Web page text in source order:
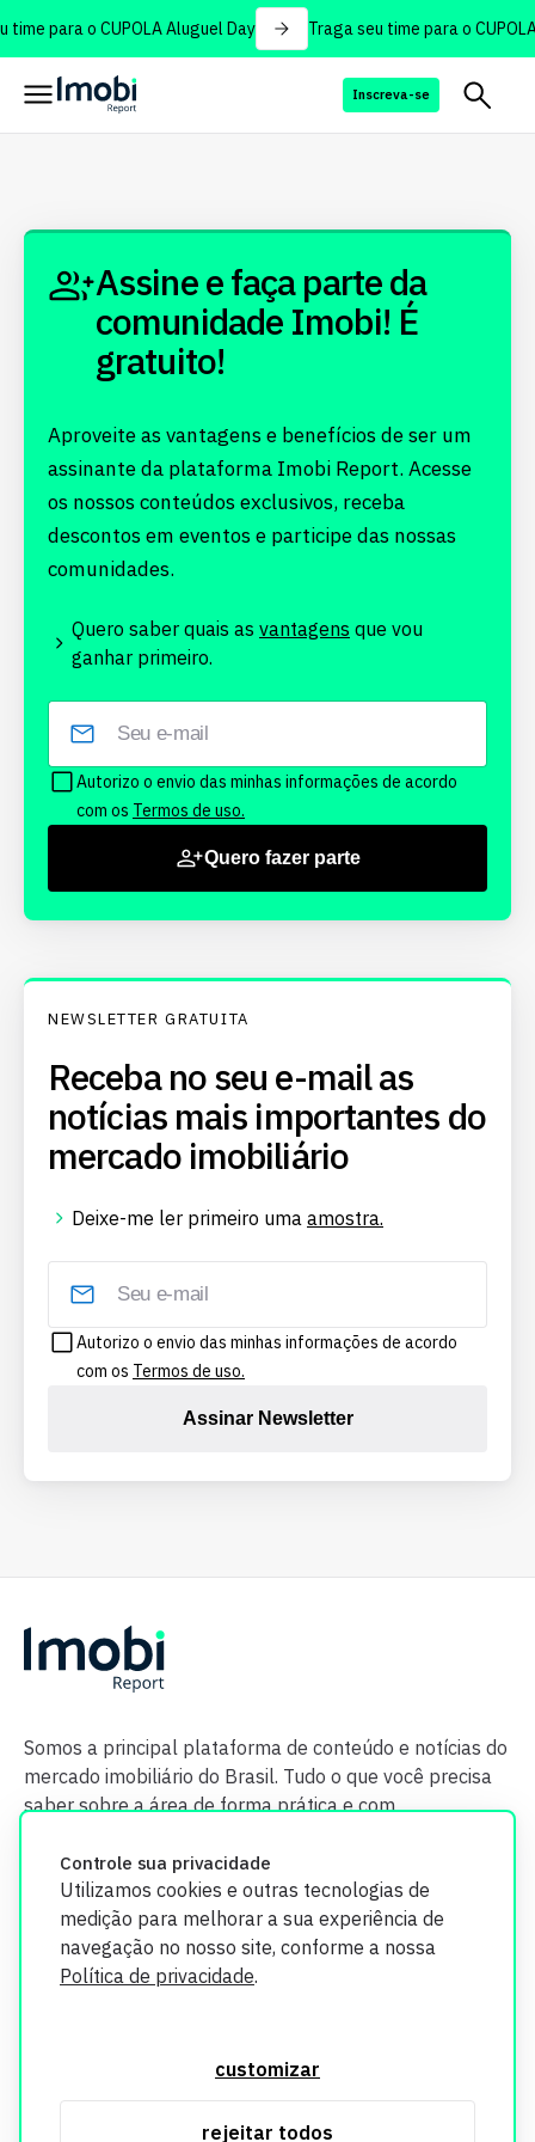
para o CUPOLA Aluguel Day Traga seu time para o
Inscreva-se
Controle sua privacidade
Utilizamos cookies e outras tecnologias de
medição para melhorar a sua experiência de
navegação no nosso site, conforme a nossa
Política de privacidade.
customizar
rejeitar todos
Assine e faça parte da
comunidade Imobi! É
gratuito!
Aproveite as vantagens e benefícios de ser um
assinante da plataforma Imobi Report. Acesse
os nossos conteúdos exclusivos, receba
descontos em eventos e participe das nossas
comunidades.
Quero saber quais as vantagens que vou
ganhar primeiro.
Autorizo o envio das minhas informações de acordo
com os Termos de uso.
Quero fazer parte
NEWSLETTER GRATUITA
Receba no seu e-mail as
notícias mais importantes do
mercado imobiliário
Deixe-me ler primeiro uma amostra.
Autorizo o envio das minhas informações de acordo
com os Termos de uso.
Assinar Newsletter
Somos a principal plataforma de conteúdo e notícias do
mercado imobiliário do Brasil. Tudo o que você precisa
saber sobre a área de forma prática e com
segurança. Todos os dados coletados em nosso site são
utilizados exclusivamente para fins de aprimoramento de
informações, consulte nossa Política de Privacidade.